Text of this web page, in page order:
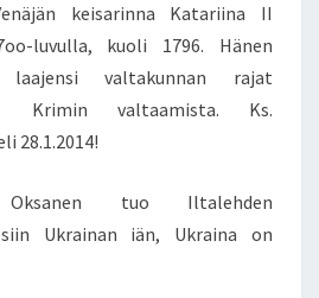
keisarinna Katariina II
luvulla, kuoli 1796. Hänen
laajensi valtakunnan rajat
Krimin valtaamista. Ks.
28.1.2014!
tuo Iltalehden
Ukrainan iän, Ukraina on